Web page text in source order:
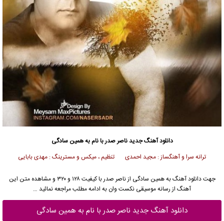
دانلود آهنگ جدیدناصر صدربا نام به همین سادگی
ترانه سرا و آهنگساز : مجید احمدی تنظیم ، میکس و مسترینگ : مهدی بابایی
جهت دانلود آهنگ به همین سادگی ازناصر صدر
با کیفیت ۱۲۸ و ۳۲۰ و مشاهده متن این
آهنگ از رسانه موسیقی نکست وان به ادامه مطلب مراجعه نمائید …
دانلود آهنگ جدید ناصر صدر با نام به همین سادگی